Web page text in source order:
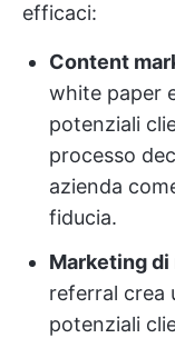
efficaci:
Content
white paper
potenziali
processo
azienda
fiducia.
Marketing
referral crea
potenziali